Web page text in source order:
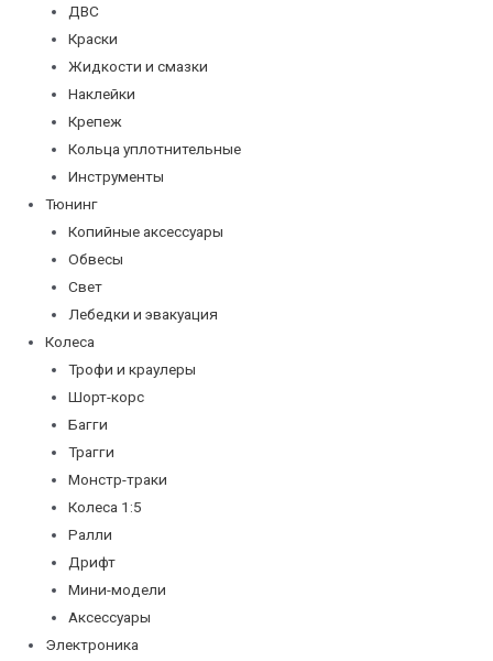
ДВС
Краски
Жидкости и смазки
Наклейки
Крепеж
Кольца уплотнительные
Инструменты
Тюнинг
Копийные аксессуары
Обвесы
Свет
Лебедки и эвакуация
Колеса
Трофи и краулеры
Шорт-корс
Багги
Трагги
Монстр-траки
Колеса 1:5
Ралли
Дрифт
Мини-модели
Аксессуары
Электроника